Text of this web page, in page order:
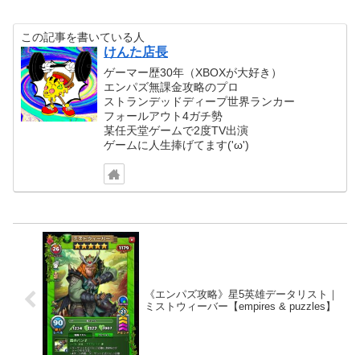
この記事を書いている人
けんた店長
ゲーマー歴30年（XBOXが大好き）
エンパズ無課金攻略のプロ
ストランデッドディープ世界ランカー
フォールアウト4ガチ勢
某任天堂ゲームで2度TV出演
ゲームに人生捧げてます('ω')
《エンパズ攻略》星5英雄データリスト｜
ミストウィーバー【empires & puzzles】